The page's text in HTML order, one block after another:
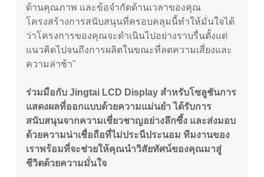
ด้านคุณภาพ และข้อจำกัดด้านเวลาของคุณ
โครงสร้างการสนับสนุนที่ครอบคลุมนี้ทำให้มั่นใจได้
ว่าโครงการของคุณจะดำเนินไปอย่างราบรื่นตั้งแต่
แนวคิดไปจนถึงการผลิตในขณะที่ลดความเสี่ยงและ
ความล่าช้า"
ร่วมมือกับ Jingtai LCD Display สำหรับโซลูชันการ
แสดงผลที่ออกแบบด้วยความแม่นยำ ได้รับการ
สนับสนุนจากความเชี่ยวชาญอย่างลึกซึ้ง และส่งมอบ
ด้วยความน่าเชื่อถือที่ไม่ประนีประนอม ทีมงานของ
เราพร้อมที่จะช่วยให้คุณนำวิสัยทัศน์ของคุณมาสู่
ชีวิตด้วยความมั่นใจ